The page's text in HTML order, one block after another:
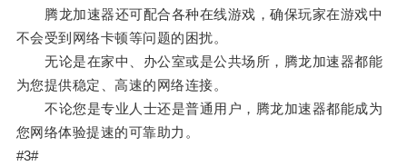
腾龙加速器还可配合各种在线游戏，确保玩家在游戏中
不会受到网络卡顿等问题的困扰。
无论是在家中、办公室或是公共场所，腾龙加速器都能
为您提供稳定、高速的网络连接。
不论您是专业人士还是普通用户，腾龙加速器都能成为
您网络体验提速的可靠助力。
#3#